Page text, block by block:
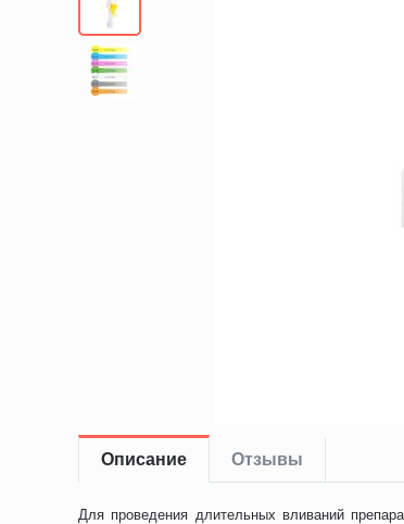
Описание Отзывы
Для проведения длительных вливаний